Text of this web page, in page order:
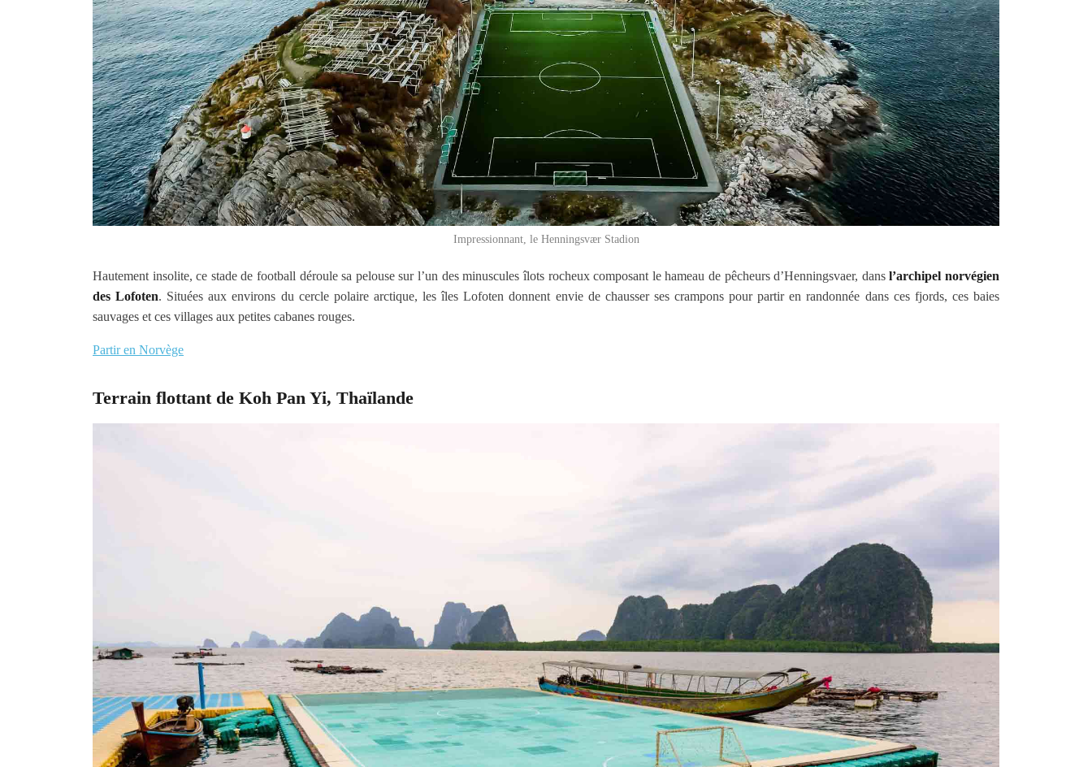
Impressionnant, le Henningsvær Stadion
Hautement insolite, ce stade de football déroule sa pelouse sur l’un des minuscules îlots rocheux composant le hameau de pêcheurs d’Henningsvaer, dansl’archipel norvégien
des Lofoten. Situées aux environs du cercle polaire arctique, les îles Lofoten donnent envie de chausser ses crampons pour partir en randonnée dans ces fjords, ces baies
sauvages et ces villages aux petites cabanes rouges.
Partir en Norvège
Terrain flottant de Koh Pan Yi, Thaïlande